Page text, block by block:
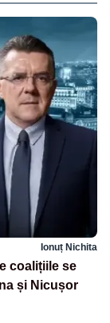
Ionuț Nichita
coalițiile se
și Nicușor